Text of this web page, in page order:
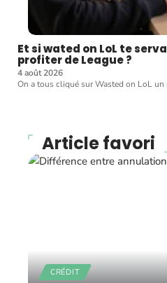
Et si wated on LoL te
profiter de League ?
4 août 2026
On a tous cliqué sur Wasted on LoL
Article favori
CRÉDIT